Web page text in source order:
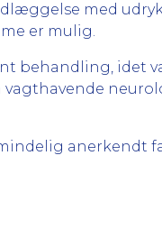
med
er mulig.
behandling, idet
anerkendt